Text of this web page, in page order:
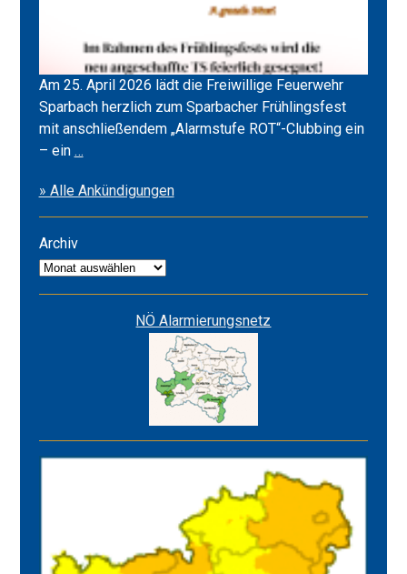
Am 25. April 2026 lädt die Freiwillige Feuerwehr
Sparbach herzlich zum Sparbacher Frühlingsfest
mit anschließendem „Alarmstufe ROT“-Clubbing ein
– ein …Frühlingsfest
&
Alarmstufe
» Alle Ankündigungen
Archiv
Archiv
NÖ Alarmierungsnetz